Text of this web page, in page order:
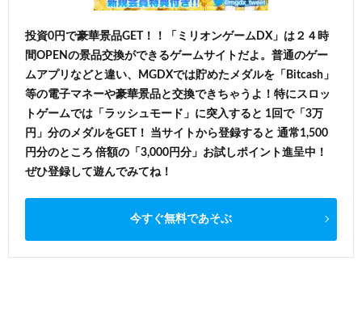
投資0円で豪華景品GET！！「ミリオンゲームDX」は２４時
間OPENの景品交換ができるゲームサイトだよ。普通のゲー
ムアプリなどと違い、MGDXでは貯めたメダルを「Bitcash」
等の電子マネーや豪華景品と交換できちゃうよ！特にスロッ
トゲームでは「ラッシュモード」に突入すると 1回で「3万
円」分のメダルをGET！ 当サイトから登録すると 通常1,500
円分のところ 倍額の「3,000円分」お試しポイント進呈中！
ぜひ登録して遊んでみてね！
今すぐ無料であそぶ